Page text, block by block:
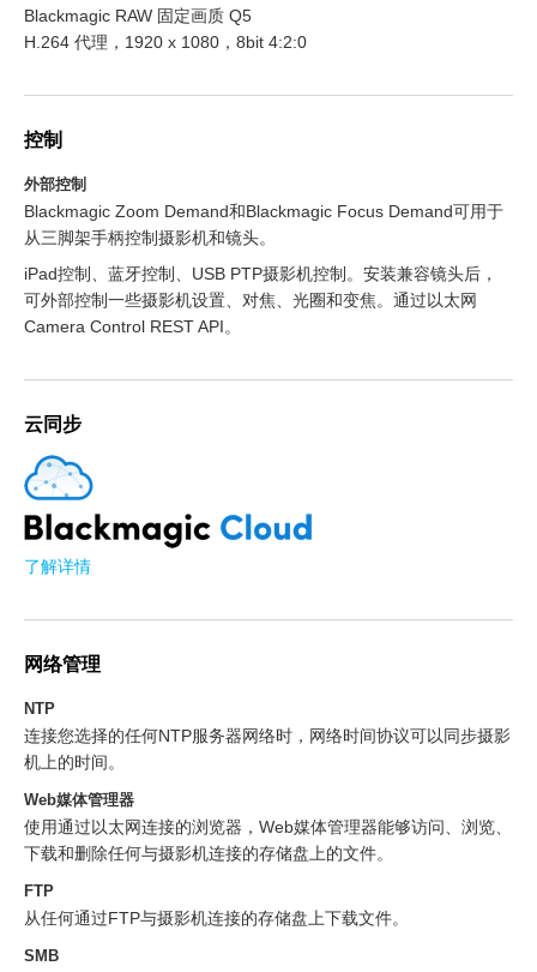
Blackmagic RAW 固定画质 Q5
H.264 代理，1920 x 1080，8bit 4:2:0
控制
外部控制
Blackmagic Zoom Demand和Blackmagic Focus Demand可用于
从三脚架手柄控制摄影机和镜头。
iPad控制、蓝牙控制、USB PTP摄影机控制。安装兼容镜头后，
可外部控制一些摄影机设置、对焦、光圈和变焦。通过以太网
Camera Control REST API。
云同步
了解详情
网络管理
NTP
连接您选择的任何NTP服务器网络时，网络时间协议可以同步摄影
机上的时间。
Web媒体管理器
使用通过以太网连接的浏览器，Web媒体管理器能够访问、浏览、
下载和删除任何与摄影机连接的存储盘上的文件。
FTP
从任何通过FTP与摄影机连接的存储盘上下载文件。
SMB